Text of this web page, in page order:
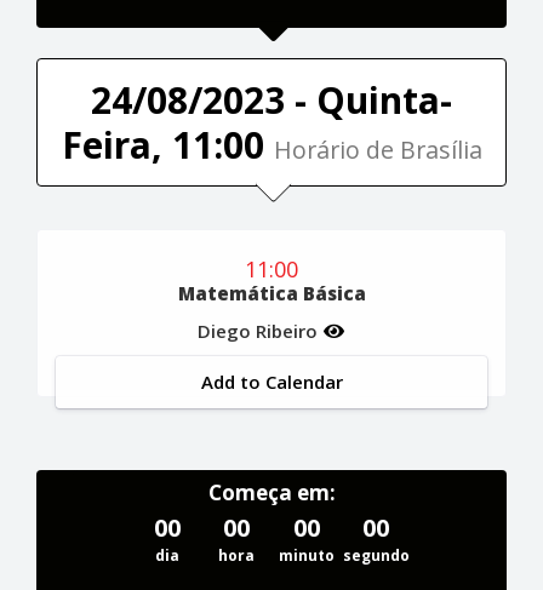
24/08/2023 - Quinta-
Feira, 11:00 Horário de Brasília
11:00
Matemática Básica
Diego Ribeiro
Add to Calendar
Começa em:
00
dia
00
hora
00
minuto
00
segundo